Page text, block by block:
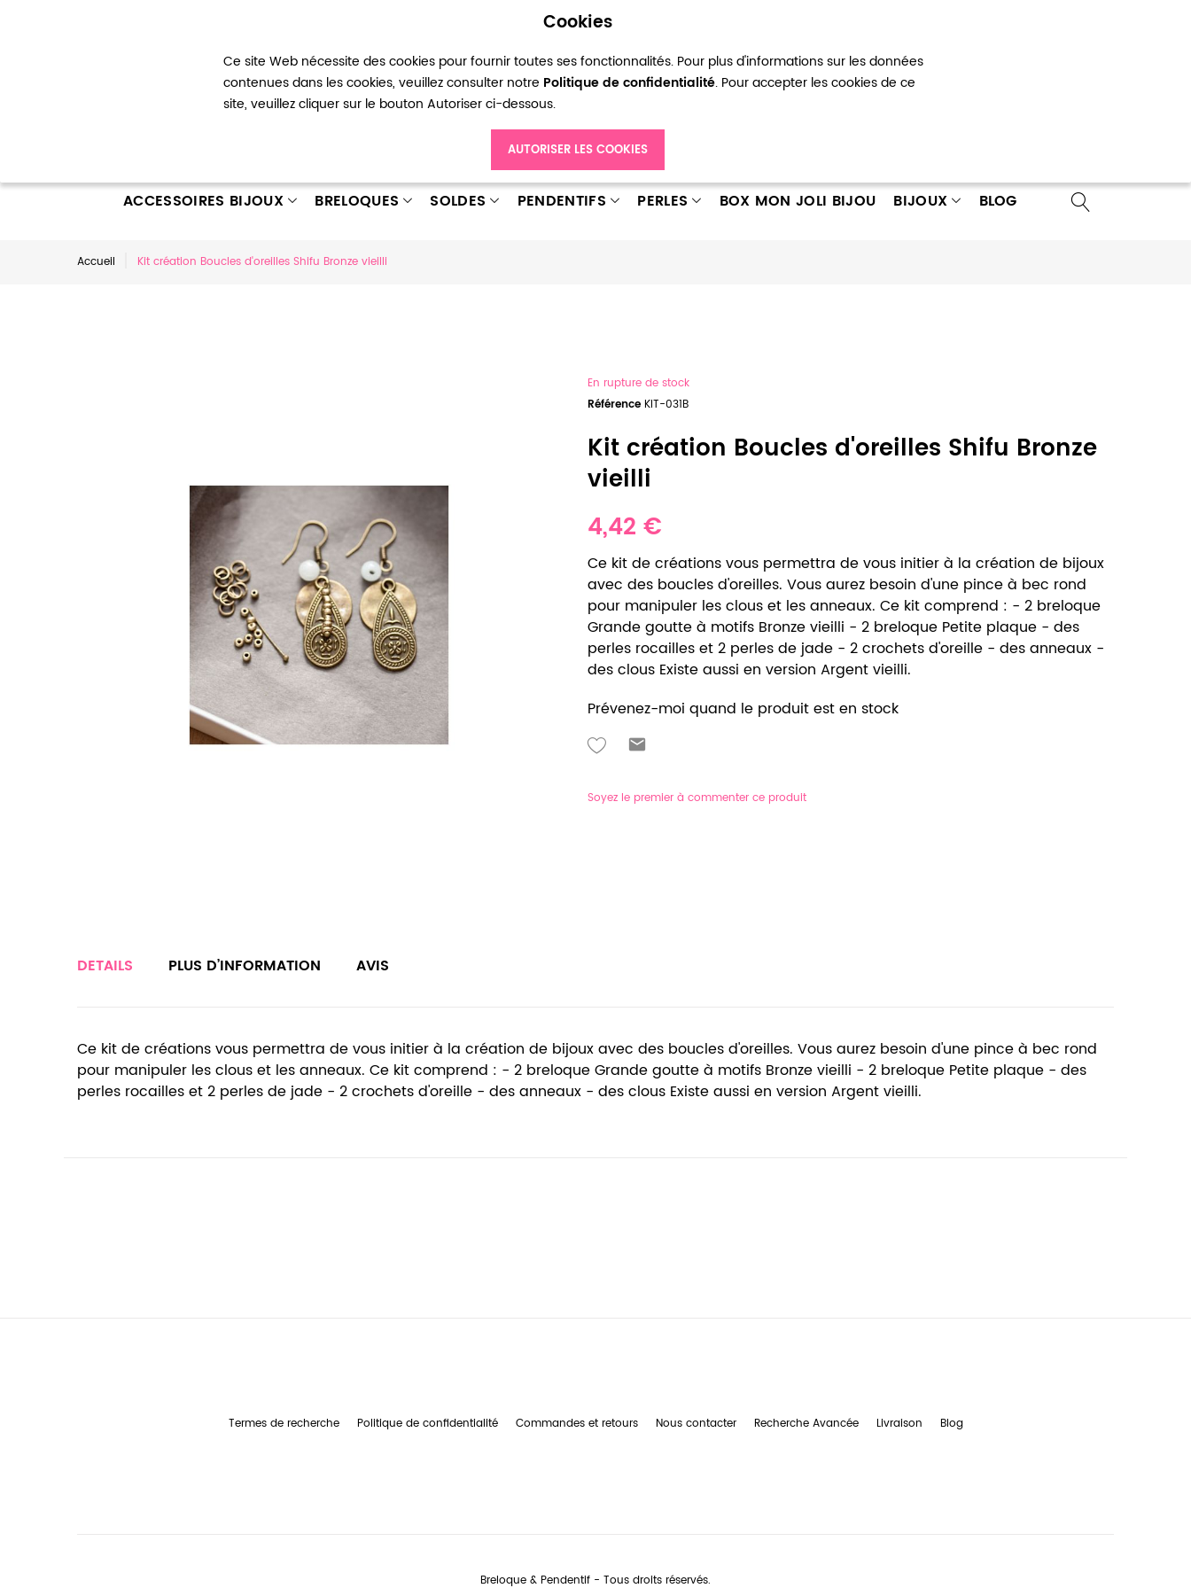
Cookies
Ce site Web nécessite des cookies pour fournir toutes ses fonctionnalités. Pour plus d'informations sur les données
contenues dans les cookies, veuillez consulter notre Politique de confidentialité. Pour accepter les cookies de ce
site, veuillez cliquer sur le bouton Autoriser ci-dessous.
AUTORISER LES COOKIES
Mon compte Ma liste d’envies Connexion Créer un compte
ACCESSOIRES BIJOUX BRELOQUES SOLDES PENDENTIFS PERLES BOX MON JOLI BIJOU BIJOUX BLOG
Accueil Kit création Boucles d'oreilles Shifu Bronze vieilli
En rupture de stock
Référence KIT-031B
Kit création Boucles d'oreilles Shifu Bronze
vieilli
4,42 €
Ce kit de créations vous permettra de vous initier à la création de bijoux
avec des boucles d'oreilles. Vous aurez besoin d'une pince à bec rond
pour manipuler les clous et les anneaux. Ce kit comprend : - 2 breloque
Grande goutte à motifs Bronze vieilli - 2 breloque Petite plaque - des
perles rocailles et 2 perles de jade - 2 crochets d'oreille - des anneaux -
des clous Existe aussi en version Argent vieilli.
Prévenez-moi quand le produit est en stock
Soyez le premier à commenter ce produit
DETAILS
Ce kit de créations vous permettra de vous initier à la création de bijoux avec des boucles d'oreilles. Vous aurez besoin d'une pince à bec rond
pour manipuler les clous et les anneaux. Ce kit comprend : - 2 breloque Grande goutte à motifs Bronze vieilli - 2 breloque Petite plaque - des
perles rocailles et 2 perles de jade - 2 crochets d'oreille - des anneaux - des clous Existe aussi en version Argent vieilli.
PLUS D’INFORMATION AVIS
Termes de recherche Politique de confidentialité Commandes et retours Nous contacter Recherche Avancée Livraison Blog
Breloque & Pendentif - Tous droits réservés.